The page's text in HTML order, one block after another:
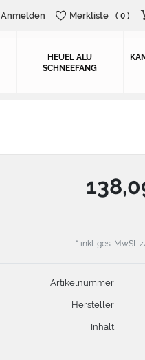
Anmelden Merkliste ( 0 )
HEUEL ALU
SCHNEEFANG
* inkl. ges. MwSt.
Artikelnummer
Hersteller
Inhalt